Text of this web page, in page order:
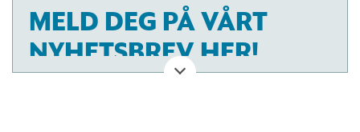
MELD DEG PÅ VÅRT
NYHETSBREV HER!